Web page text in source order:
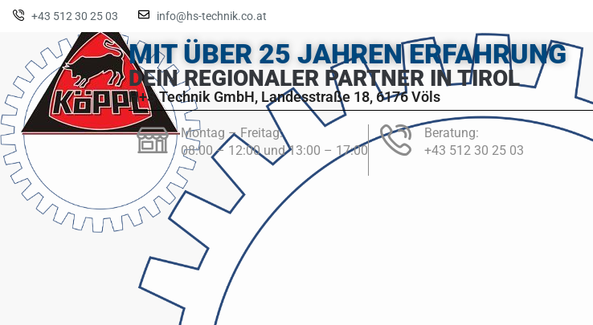
+43 512 30 25 03 info@hs-technik.co.at
MIT ÜBER 25 JAHREN ERFAHRUNG
DEIN REGIONALER PARTNER IN TIROL
H+S Technik GmbH, Landesstraße 18, 6176 Völs
Montag – Freitag:
08:00 – 12:00 und 13:00 – 17:00
Beratung:
+43 512 30 25 03